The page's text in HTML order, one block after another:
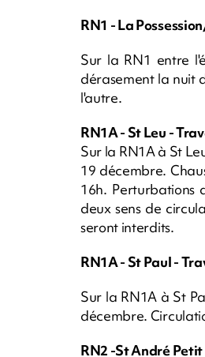
RN1 - La
Sur la RN1 entre
dérasement la nuit
l'autre.
RN1A - St Leu -
Sur la RN1A à St
19 décembre.
16h. Perturbations
deux sens de
seront interdits.
RN1A - St Paul -
Sur la RN1A à St
décembre.
RN2 -St André